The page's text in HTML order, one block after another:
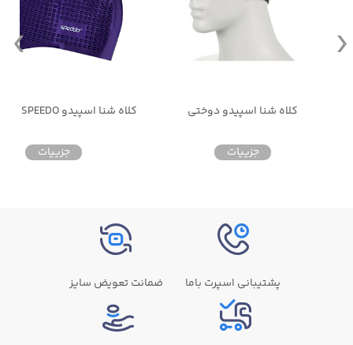
کلاه شنا اسپیدو دوختی
جزییات
کلاه شنا اسپیدو SPEEDO سیلیکونی
جزییات
پشتیبانی اسپرت باما ضمانت تعویض سایز